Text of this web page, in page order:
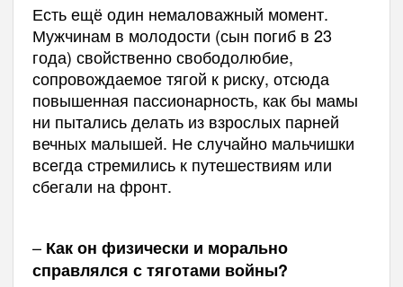
Есть ещё один немаловажный момент.
Мужчинам в молодости (сын погиб в 23
года) свойственно свободолюбие,
сопровождаемое тягой к риску, отсюда
повышенная пассионарность, как бы мамы
ни пытались делать из взрослых парней
вечных малышей. Не случайно мальчишки
всегда стремились к путешествиям или
сбегали на фронт.
– Как он физически и морально
справлялся с тяготами войны?